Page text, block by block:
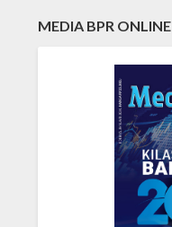
MEDIA BPR ONLINE